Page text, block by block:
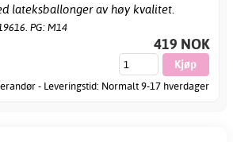
lateksballonger av høy kvalitet.
PG: M14
419 NOK
- Leveringstid: Normalt 9-17 hverdager